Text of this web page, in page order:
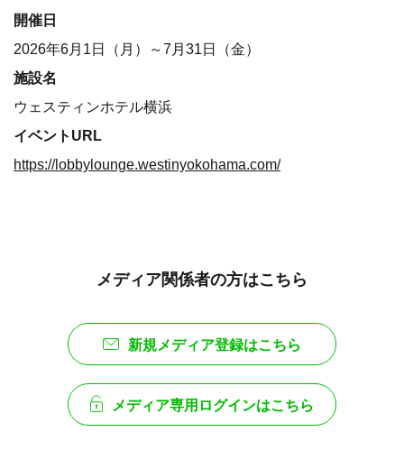
開催日
2026年6月1日（月）～7月31日（金）
施設名
ウェスティンホテル横浜
イベントURL
https://lobbylounge.westinyokohama.com/
メディア関係者の方はこちら
新規メディア登録はこちら
メディア専用ログインはこちら